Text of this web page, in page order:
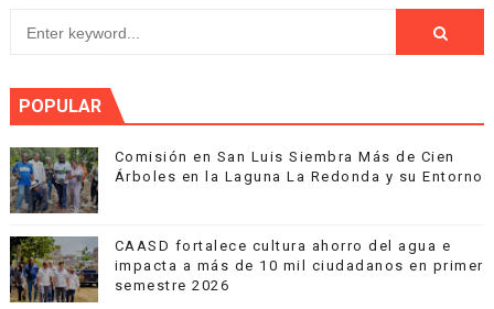
POPULAR
Comisión en San Luis Siembra Más de Cien
Árboles en la Laguna La Redonda y su Entorno
CAASD fortalece cultura ahorro del agua e
impacta a más de 10 mil ciudadanos en primer
semestre 2026